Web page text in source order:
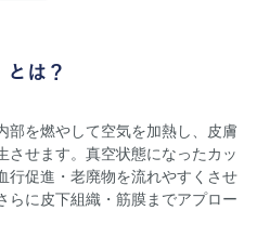
とは？
部を燃やして空気を加熱し、皮膚
させます。真空状態になったカッ
行促進・老廃物を流れやすくさせ
らに皮下組織・筋膜までアプロー